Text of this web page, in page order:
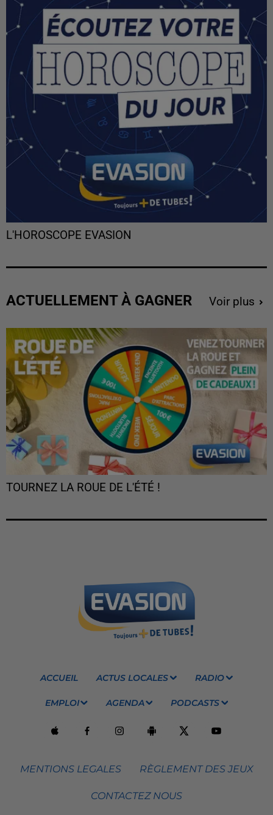
L'HOROSCOPE EVASION
ACTUELLEMENT À GAGNER Voir plus
TOURNEZ LA ROUE DE L'ÉTÉ !
ACCUEIL ACTUS LOCALES RADIO
EMPLOI AGENDA PODCASTS
MENTIONS LEGALES RÈGLEMENT DES JEUX
CONTACTEZ NOUS